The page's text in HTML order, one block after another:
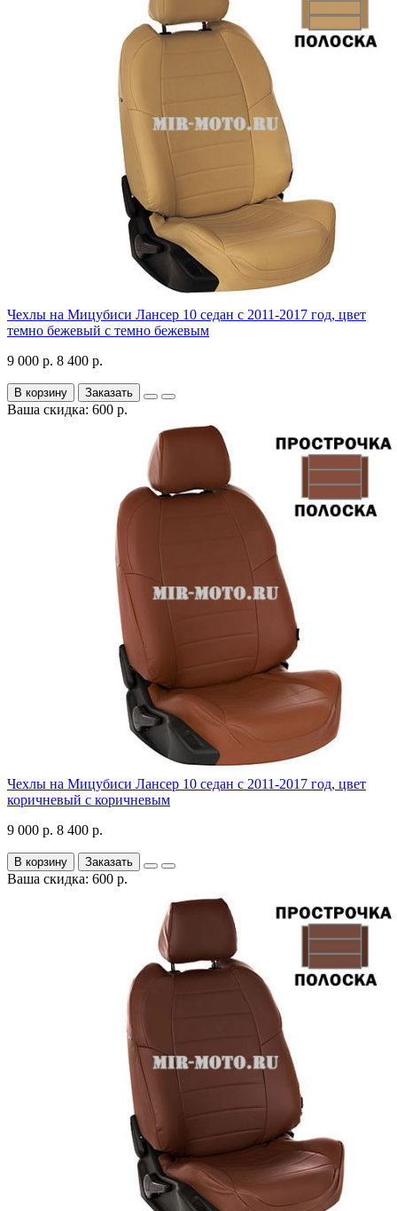
Чехлы на Мицубиси Лансер 10 седан с 2011-2017 год, цвет
темно бежевый с темно бежевым
9 000 р. 8 400 р.
В корзину Заказать
Ваша скидка: 600 р.
Чехлы на Мицубиси Лансер 10 седан с 2011-2017 год, цвет
коричневый с коричневым
9 000 р. 8 400 р.
В корзину Заказать
Ваша скидка: 600 р.